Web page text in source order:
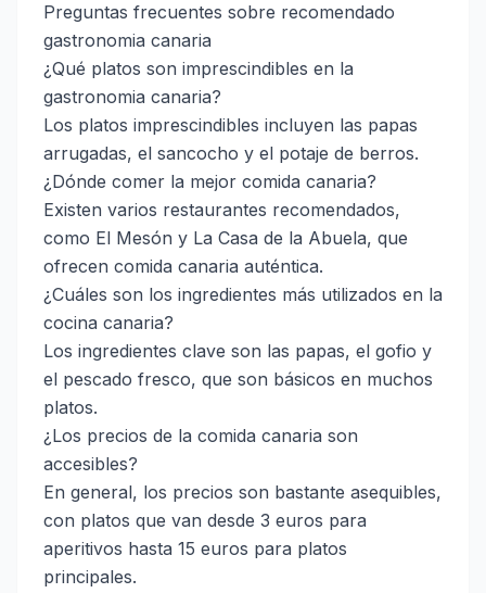
Preguntas frecuentes sobre recomendado
gastronomia canaria
¿Qué platos son imprescindibles en la
gastronomia canaria?
Los platos imprescindibles incluyen las papas
arrugadas, el sancocho y el potaje de berros.
¿Dónde comer la mejor comida canaria?
Existen varios restaurantes recomendados,
como El Mesón y La Casa de la Abuela, que
ofrecen comida canaria auténtica.
¿Cuáles son los ingredientes más utilizados en la
cocina canaria?
Los ingredientes clave son las papas, el gofio y
el pescado fresco, que son básicos en muchos
platos.
¿Los precios de la comida canaria son
accesibles?
En general, los precios son bastante asequibles,
con platos que van desde 3 euros para
aperitivos hasta 15 euros para platos
principales.